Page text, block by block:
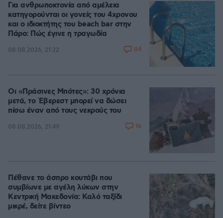
Για ανθρωποκτονία από αμέλεια
κατηγορούνται οι γονείς του 4χρονου
και ο ιδιοκτήτης του beach bar στην
Πάρο: Πώς έγινε η τραγωδία
08.08.2026, 21:22 84
Οι «Πράσινες Μπότες»: 30 χρόνια
μετά, το Έβερεστ μπορεί να δώσει
πίσω έναν από τους νεκρούς του
08.08.2026, 21:49 16
Πέθανε το άσπρο κουτάβι που
συμβίωνε με αγέλη λύκων στην
Κεντρική Μακεδονία: Καλό ταξίδι
μικρέ, δείτε βίντεο